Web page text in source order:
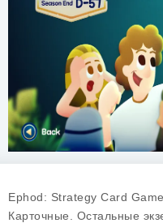
Ephod: Strategy Card
Карточные. Остальные